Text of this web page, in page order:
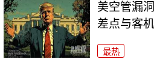
美空管漏
差点与客
最热